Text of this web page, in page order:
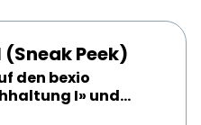
Peek)
den bexio
I» und
auf diesen Kurs.